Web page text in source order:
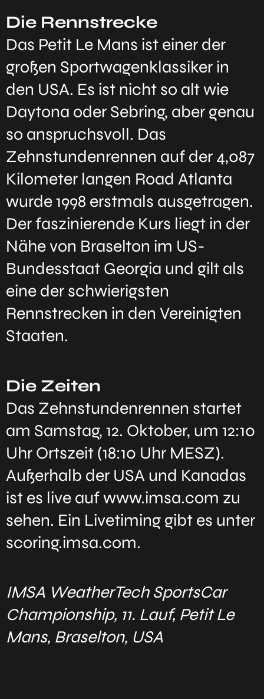
Die Rennstrecke
Das Petit Le Mans ist einer der
großen Sportwagenklassiker in
den USA. Es ist nicht so alt wie
Daytona oder Sebring, aber genau
so anspruchsvoll. Das
Zehnstundenrennen auf der 4,087
Kilometer langen Road Atlanta
wurde 1998 erstmals ausgetragen.
Der faszinierende Kurs liegt in der
Nähe von Braselton im US-
Bundesstaat Georgia und gilt als
eine der schwierigsten
Rennstrecken in den Vereinigten
Staaten.
Die Zeiten
Das Zehnstundenrennen startet
am Samstag, 12. Oktober, um 12:10
Uhr Ortszeit (18:10 Uhr MESZ).
Außerhalb der USA und Kanadas
ist es live auf www.imsa.com zu
sehen. Ein Livetiming gibt es unter
scoring.imsa.com.
IMSA WeatherTech SportsCar
Championship, 11. Lauf, Petit Le
Mans, Braselton, USA